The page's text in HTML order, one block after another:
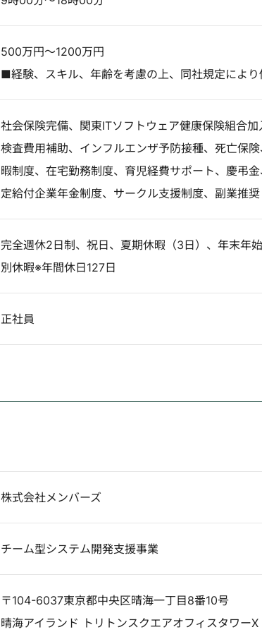
500万円～1200万円
■経験、スキル、年齢を考慮の上、同社規定により
社会保険完備、関東ITソフトウェア健康保険組合
検査費用補助、インフルエンザ予防接種、死亡保
暇制度、在宅勤務制度、育児経費サポート、慶弔
定給付企業年金制度、サークル支援制度、副業推奨
完全週休2日制、祝日、夏期休暇（3日）、年末年
別休暇※年間休日127日
正社員
株式会社メンバーズ
チーム型システム開発支援事業
〒104-6037東京都中央区晴海一丁目8番10号
晴海アイランド トリトンスクエアオフィスタワー